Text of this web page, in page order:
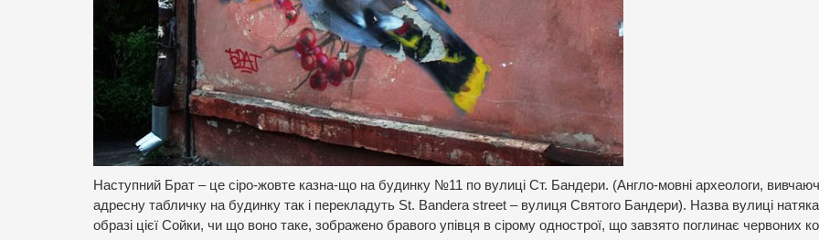
Наступний Брат – це сіро-жовте казна-що на будинку №11 по вулиці Ст. Бандери. (Англо-мовні археологи,
адресну табличку на будинку так і перекладуть St. Bandera street – вулиця Святого Бандери). Назва вулиці
образі цієї Сойки, чи що воно таке, зображено бравого упівця в сірому однострої, що завзято поглинає червоних